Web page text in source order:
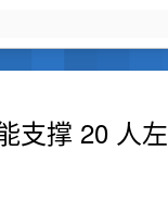
支撑 20 人